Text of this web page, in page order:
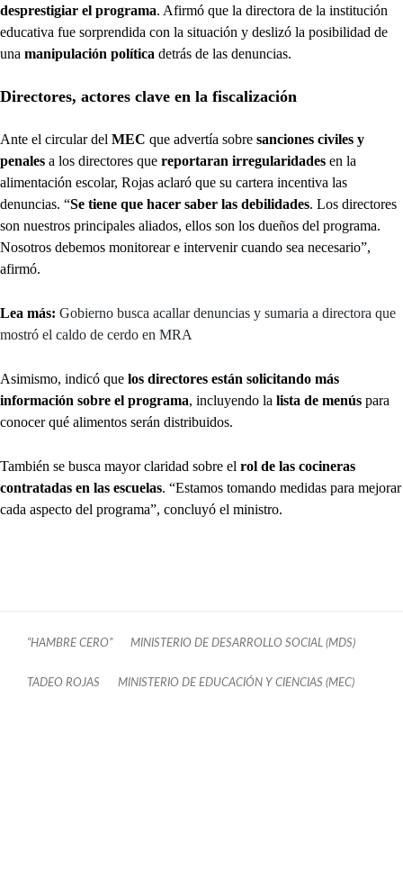
desprestigiar el programa. Afirmó que la directora de la institución
educativa fue sorprendida con la situación y deslizó la posibilidad de
una manipulación política detrás de las denuncias.
Directores, actores clave en la fiscalización
Ante el circular del MEC que advertía sobre sanciones civiles y
penales a los directores que reportaran irregularidades en la
alimentación escolar, Rojas aclaró que su cartera incentiva las
denuncias. “Se tiene que hacer saber las debilidades. Los directores
son nuestros principales aliados, ellos son los dueños del programa.
Nosotros debemos monitorear e intervenir cuando sea necesario”,
afirmó.
Lea más: Gobierno busca acallar denuncias y sumaria a directora que
mostró el caldo de cerdo en MRA
Asimismo, indicó que los directores están solicitando más
información sobre el programa, incluyendo la lista de menús para
conocer qué alimentos serán distribuidos.
También se busca mayor claridad sobre el rol de las cocineras
contratadas en las escuelas. “Estamos tomando medidas para mejorar
cada aspecto del programa”, concluyó el ministro.
“HAMBRE CERO” MINISTERIO DE DESARROLLO SOCIAL (MDS)
TADEO ROJAS MINISTERIO DE EDUCACIÓN Y CIENCIAS (MEC)